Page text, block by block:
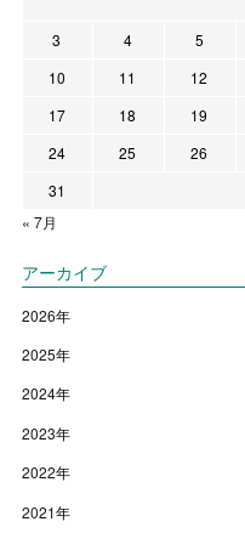
« 7月
3
4 5
10
11 12
17
18 19
24
25 26
31
アーカイブ
2026年
2025年
2024年
2023年
2022年
2021年